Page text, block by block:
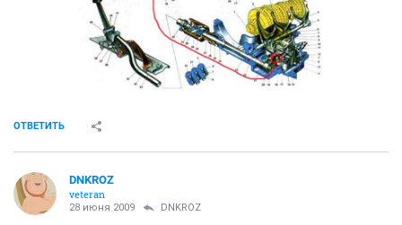
ОТВЕТИТЬ
DNKROZ
veteran
28 июня 2009 DNKROZ